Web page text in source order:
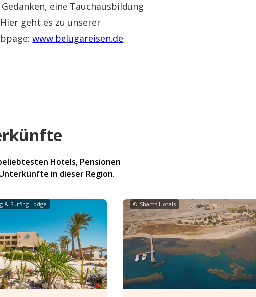
eine Tauchausbildung
geht es zu unserer
www.belugareisen.de.
Hotels, Pensionen
in dieser Region.
& Surfing Lodge © Shams Hotels